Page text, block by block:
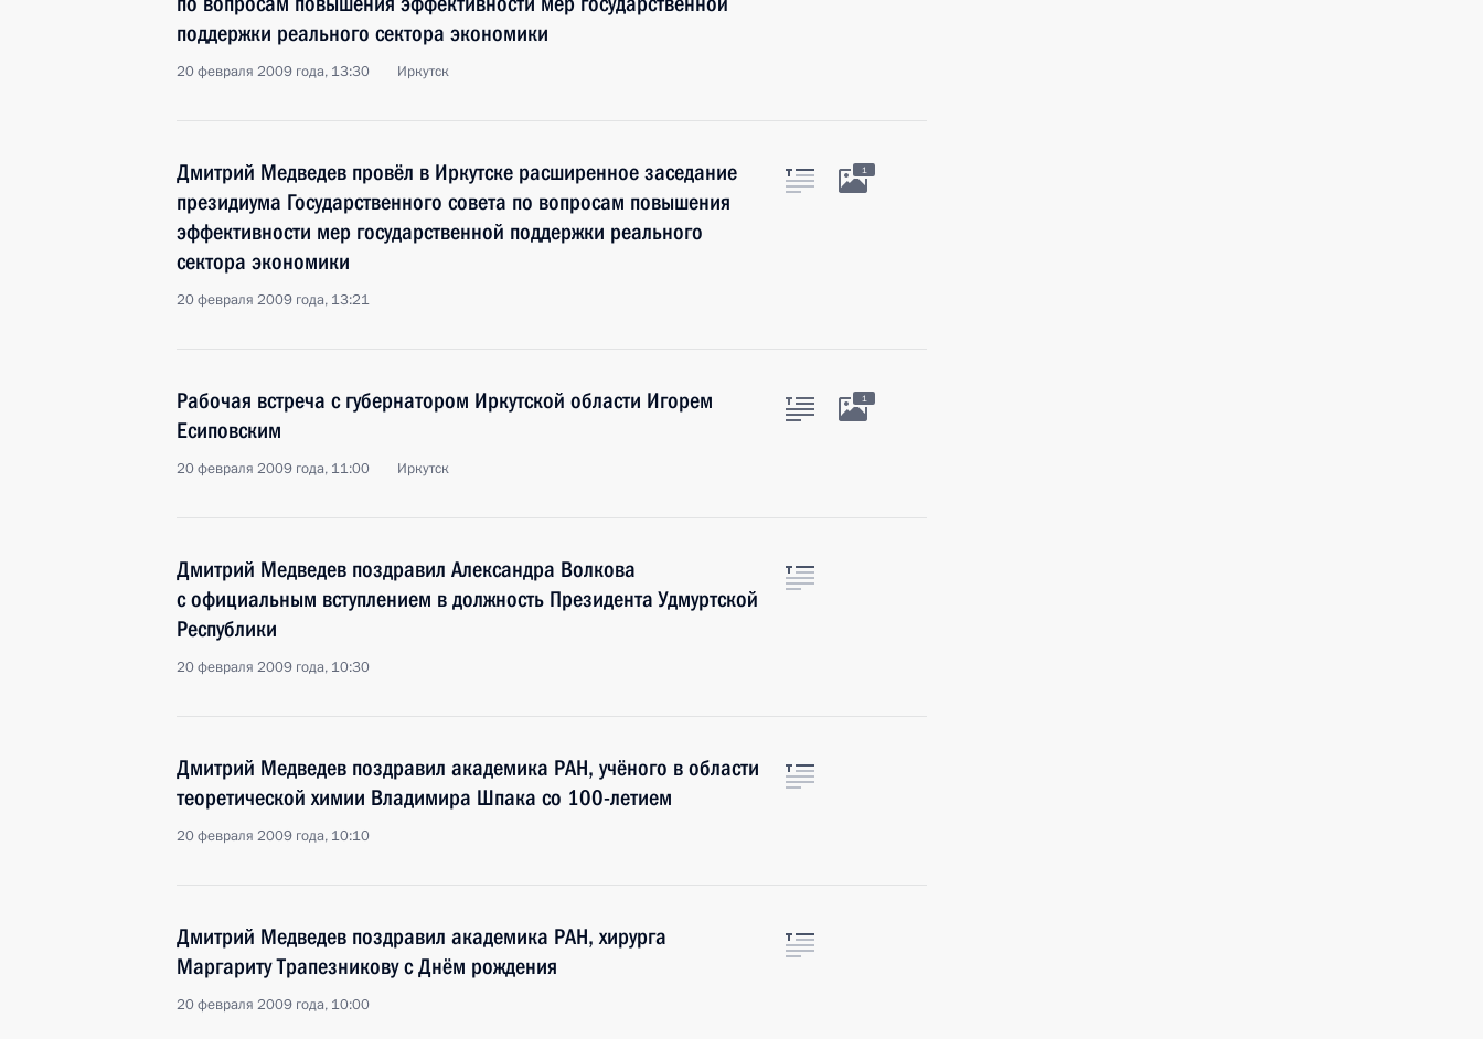
поддержки реального сектора экономики
20 февраля 2009 года, 13:30 Иркутск
Дмитрий Медведев провёл в Иркутске расширенное заседание
президиума Государственного совета по вопросам повышения
эффективности мер государственной поддержки реального
сектора экономики
20 февраля 2009 года, 13:21
1
Рабочая встреча с губернатором Иркутской области Игорем
Есиповским
20 февраля 2009 года, 11:00 Иркутск
1
Дмитрий Медведев поздравил Александра Волкова
с официальным вступлением в должность Президента Удмуртской
Республики
20 февраля 2009 года, 10:30
Дмитрий Медведев поздравил академика РАН, учёного в области
теоретической химии Владимира Шпака со 100-летием
20 февраля 2009 года, 10:10
Дмитрий Медведев поздравил академика РАН, хирурга
Маргариту Трапезникову с Днём рождения
20 февраля 2009 года, 10:00